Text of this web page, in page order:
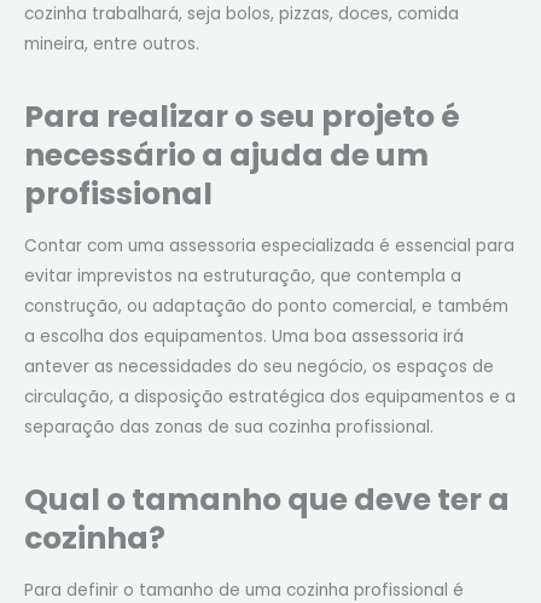
cozinha trabalhará, seja bolos, pizzas, doces, comida
mineira, entre outros.
Para realizar o seu projeto é
necessário a ajuda de um
profissional
Contar com uma assessoria especializada é essencial para
evitar imprevistos na estruturação, que contempla a
construção, ou adaptação do ponto comercial, e também
a escolha dos equipamentos. Uma boa assessoria irá
antever as necessidades do seu negócio, os espaços de
circulação, a disposição estratégica dos equipamentos e a
separação das zonas de sua cozinha profissional.
Qual o tamanho que deve ter a
cozinha?
Para definir o tamanho de uma cozinha profissional é